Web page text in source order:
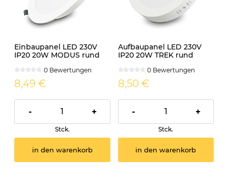
Einbaupanel LED 230V
IP20 20W MODUS rund
0 Bewertungen
8,49 €
- +
Stck.
in den warenkorb
Aufbaupanel LED 230V
IP20 20W TREK rund
0 Bewertungen
8,50 €
- +
Stck.
in den warenkorb